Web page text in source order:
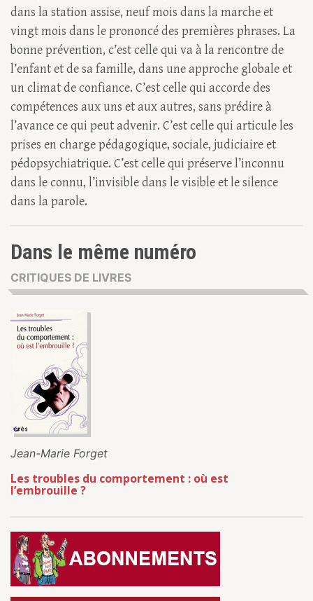
dans la station assise, neuf mois dans la marche et
vingt mois dans le prononcé des premières phrases. La
bonne prévention, c’est celle qui va à la rencontre de
l’enfant et de sa famille, dans une approche globale et
un climat de confiance. C’est celle qui accorde des
compétences aux uns et aux autres, sans prédire à
l’avance ce qui peut advenir. C’est celle qui articule les
prises en charge pédagogique, sociale, judiciaire et
pédopsychiatrique. C’est celle qui préserve l’inconnu
dans le connu, l’invisible dans le visible et le silence
dans la parole.
Dans le même numéro
CRITIQUES DE LIVRES
Jean-Marie Forget
Les troubles du comportement : où est
l’embrouille ?